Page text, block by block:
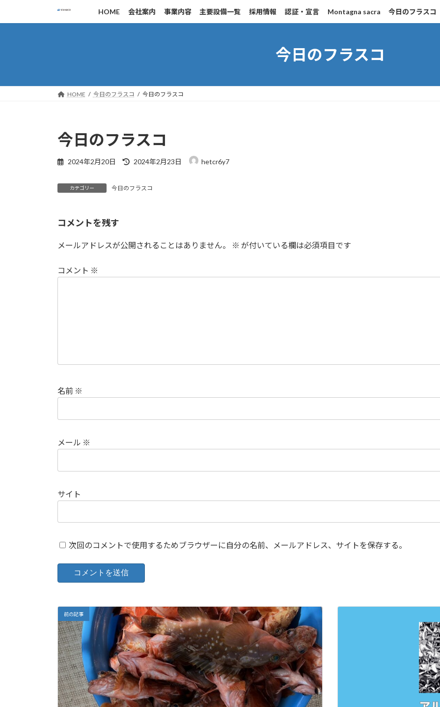
キ
に
HOME 会社案内 事業内容 主要設備一覧 採用情報 認証・宣言 Montagna sacra 今日のフラスコ
今日のフラスコ
HOME 今日のフラスコ 今日のフラスコ
今日のフラスコ
2024年2月20日
最
新
2024年2月23日 hetcr6y7
カテゴリー 今日のフラスコ
コメントを残す
メールアドレスが公開されることはありません。 ※ が付いている欄は必須項目です
コメント ※
名前 ※
メール ※
サイト
次回のコメントで使用するためブラウザーに自分の名前、メールアドレス、サイトを保存する。
前の記事